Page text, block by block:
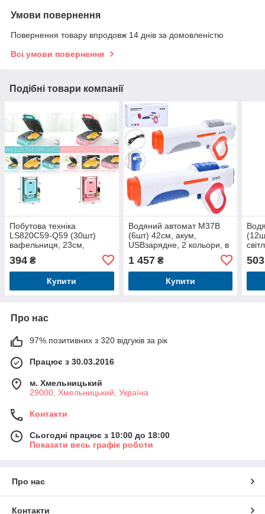
Умови повернення
Повернення товару впродовж 14 днів за домовленістю
Всі умови повернення
Подібні товари компанії
Побутова техніка
LS820C59-Q59 (30шт)
вафельниця, 23см,
кольори, на бат-ці, в кор-
ці,
394 ₴
Купити
Водяний автомат M37B
(6шт) 42см, акум,
USBзарядне, 2 кольори, в
1 457₴
Купити
503
Про нас
97% позитивних з 320 відгуків за рік
Працює з 30.03.2016
м. Хмельницький
29000, Хмельницький, Україна
Контакти
Сьогодні працює з 10:00 до 18:00
Показати весь графік роботи
Про нас
Контакти